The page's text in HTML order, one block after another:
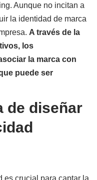
Aunque no incitan a
la identidad de marca
A través de la
los
la marca con
puede ser
de diseñar